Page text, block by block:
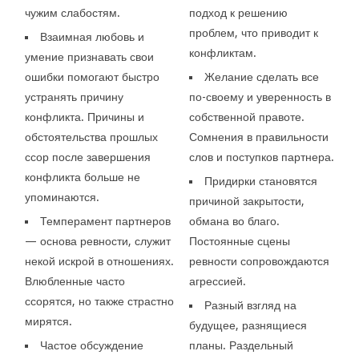
чужим слабостям.
Взаимная любовь и
умение признавать свои
ошибки помогают быстро
устранять причину
конфликта. Причины и
обстоятельства прошлых
ссор после завершения
конфликта больше не
упоминаются.
Темперамент партнеров
— основа ревности, служит
некой искрой в отношениях.
Влюбленные часто
ссорятся, но также страстно
мирятся.
Частое обсуждение
подход к решению
проблем, что приводит к
конфликтам.
Желание сделать все
по-своему и уверенность в
собственной правоте.
Сомнения в правильности
слов и поступков партнера.
Придирки становятся
причиной закрытости,
обмана во благо.
Постоянные сцены
ревности сопровождаются
агрессией.
Разный взгляд на
будущее, разнящиеся
планы. Раздельный